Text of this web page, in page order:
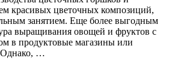
красивых цветочных композиций,
занятием. Еще более выгодным
выращивания овощей и фруктов с
в продуктовые магазины или
Однако, …